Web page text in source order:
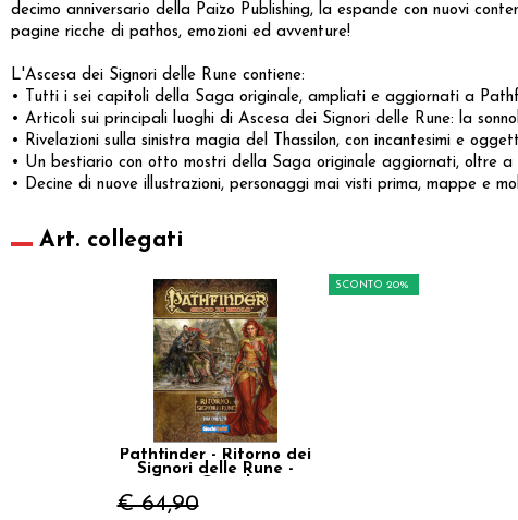
decimo anniversario della Paizo Publishing, la espande con nuovi
pagine ricche di pathos, emozioni ed avventure!
L'Ascesa dei Signori delle Rune contiene:
• Tutti i sei capitoli della Saga originale, ampliati e aggiornati a
• Articoli sui principali luoghi di Ascesa dei Signori delle Rune: la
• Rivelazioni sulla sinistra magia del Thassilon, con incantesimi e
• Un bestiario con otto mostri della Saga originale aggiornati, oltre a
• Decine di nuove illustrazioni, personaggi mai visti prima, mappe e
Art. collegati
Pathfinder - Ritorno dei
Signori delle Rune -
€ 64,90
SCONTO 20%